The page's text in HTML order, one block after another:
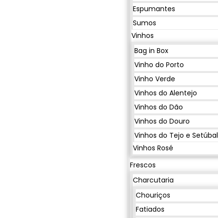
Espumantes
Sumos
Vinhos
Bag in Box
Vinho do Porto
Vinho Verde
Vinhos do Alentejo
Vinhos do Dão
Vinhos do Douro
Vinhos do Tejo e Setúbal
Vinhos Rosé
Frescos
Charcutaria
Chouriços
Fatiados